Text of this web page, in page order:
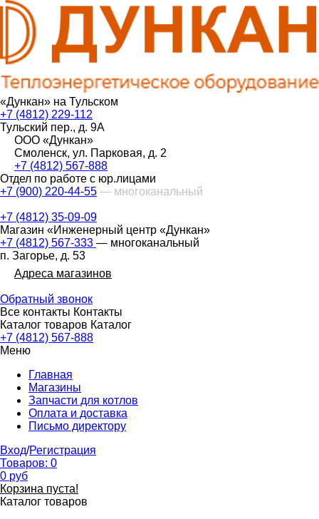
«Дункан» на Тульском
+7 (4812) 229-112
Тульский пер., д. 9А
ООО «Дункан»
Смоленск, ул. Парковая, д. 2
+7 (4812) 567-888
Отдел по работе с юр.лицами
+7 (900) 220-44-55 — многоканальный
+7 (4812) 35-09-09
Магазин «Инженерный центр «Дункан»
+7 (4812) 567-333 — многоканальный
п. Загорье, д. 53
Адреса магазинов
Обратный звонок
Все контакты Контакты
Каталог товаров Каталог
+7 (4812) 567-888
Меню
Главная
Магазины
Запчасти для котлов
Оплата и доставка
Письмо директору
Вход/Регистрация
Товаров: 0
0 руб
Корзина пуста!
Каталог товаров